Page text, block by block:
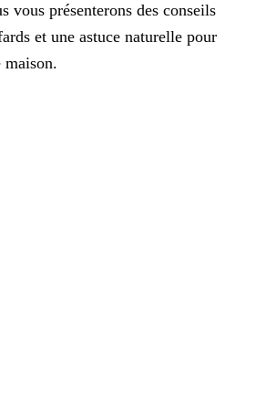
vous présenterons des conseils
et une astuce naturelle pour
maison.